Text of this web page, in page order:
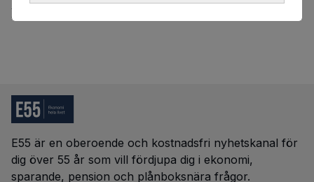
Han betalade 5 miljarder per pizza – köpte två
E55 är en oberoende och kostnadsfri nyhetskanal för
dig över 55 år som vill fördjupa dig i ekonomi,
sparande, pension och plånboksnära frågor.